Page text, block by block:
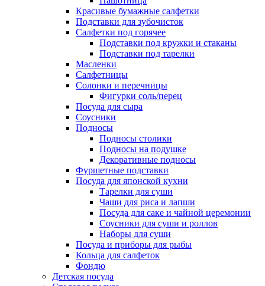
Красивые бумажные салфетки
Подставки для зубочисток
Салфетки под горячее
Подставки под кружки и стаканы
Подставки под тарелки
Масленки
Салфетницы
Солонки и перечницы
Фигурки соль/перец
Посуда для сыра
Соусники
Подносы
Подносы столики
Подносы на подушке
Декоративные подносы
Фуршетные подставки
Посуда для японской кухни
Тарелки для суши
Чаши для риса и лапши
Посуда для саке и чайной церемонии
Соусники для суши и роллов
Наборы для суши
Посуда и приборы для рыбы
Кольца для салфеток
Фондю
Детская посуда